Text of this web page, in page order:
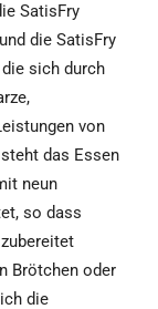
SatisFry
die SatisFry
sich durch
von
das Essen
neun
so dass
zubereitet
Brötchen oder
die